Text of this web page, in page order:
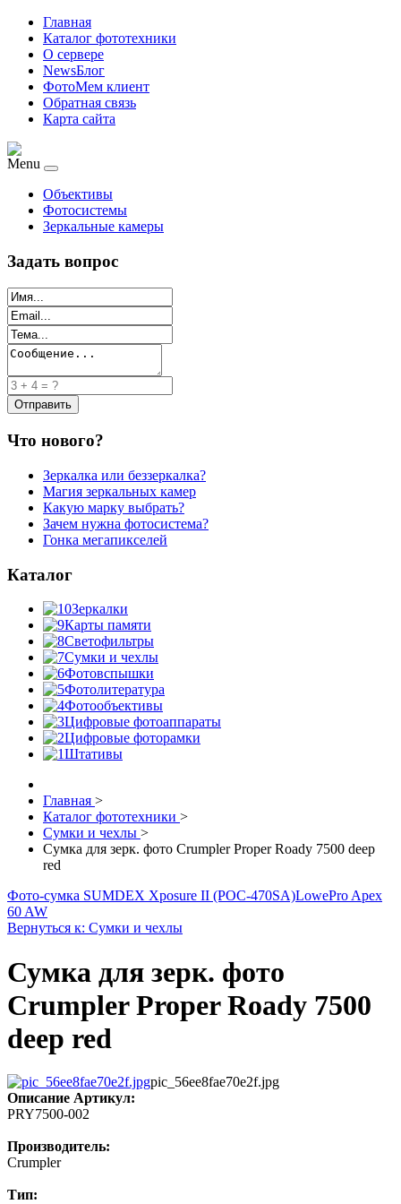
Главная
Каталог фототехники
О сервере
NewsБлог
ФотоМем клиент
Обратная связь
Карта сайта
Menu
Объективы
Фотосистемы
Зеркальные камеры
Задать вопрос
Что нового?
Зеркалка или беззеркалка?
Магия зеркальных камер
Какую марку выбрать?
Зачем нужна фотосистема?
Гонка мегапикселей
Каталог
Зеркалки
Карты памяти
Светофильтры
Сумки и чехлы
Фотовспышки
Фотолитература
Фотообъективы
Цифровые фотоаппараты
Цифровые фоторамки
Штативы
Главная >
Каталог фототехники >
Сумки и чехлы >
Сумка для зерк. фото Crumpler Proper Roady 7500 deep
red
Фото-сумка SUMDEX Xposure II (POC-470SA)LowePro Apex
60 AW
Вернуться к: Сумки и чехлы
Сумка для зерк. фото
Crumpler Proper Roady 7500
deep red
pic_56ee8fae70e2f.jpg
Описание Артикул:
PRY7500-002
Производитель:
Crumpler
Тип: